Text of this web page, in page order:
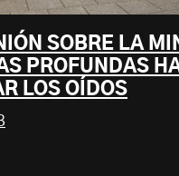
SOBRE LA
PROFUNDAS
LOS OÍDOS